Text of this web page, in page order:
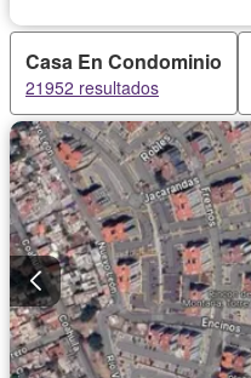
Casa En Condominio
21952 resultados